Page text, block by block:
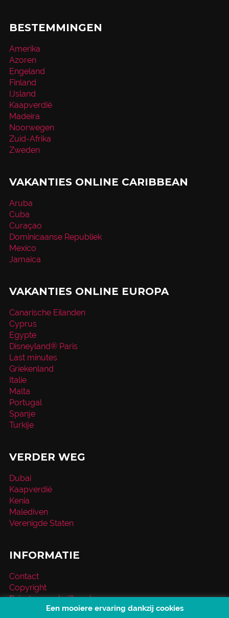
BESTEMMINGEN
Amerika
Azoren
Engeland
Finland
IJsland
Kaapverdië
Madeira
Noorwegen
Zuid-Afrika
Zweden
VAKANTIES ONLINE CARIBBEAN
Aruba
Cuba
Curaçao
Dominicaanse Republiek
Mexico
Jamaica
VAKANTIES ONLINE EUROPA
Canarische Eilanden
Cyprus
Egypte
Disneyland® Paris
Last minutes
Griekenland
Italie
Malta
Portugal
Spanje
Turkije
VERDER WEG
Dubai
Kaapverdië
Kenia
Malediven
Verenigde Staten
INFORMATIE
Contact
Copyright
Reischeque / giftcard
Over VakantieXperts
Een mooiere ervaring dankzij cookies